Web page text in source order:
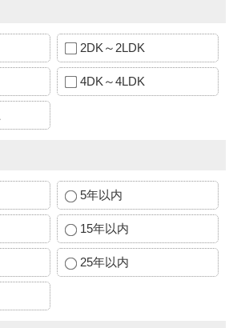
2DK～2LDK
4DK～4LDK
5年以内
15年以内
25年以内